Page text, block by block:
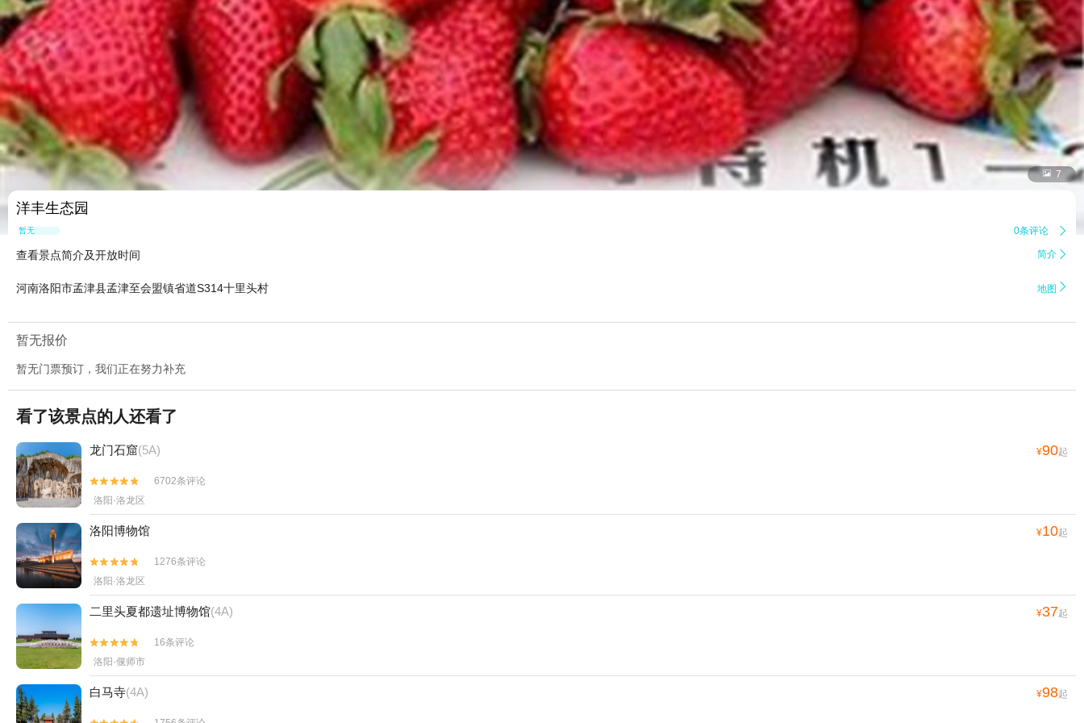
 7
洋丰生态园
暂无点评 0条评论 
查看景点简介及开放时间 简介 
河南洛阳市孟津县孟津至会盟镇省道S314十里头村 地图 
暂无报价
暂无门票预订，我们正在努力补充
看了该景点的人还看了
龙门石窟(5A) ¥90起


6702条评论
洛阳·洛龙区
洛阳博物馆 ¥10起


1276条评论
洛阳·洛龙区
二里头夏都遗址博物馆(4A) ¥37起


16条评论
洛阳·偃师市
白马寺(4A) ¥98起